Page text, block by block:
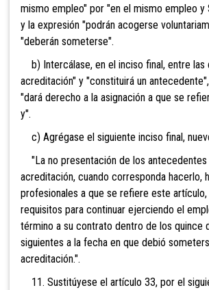
mismo empleo" por "en el mismo empleo y
y la expresión "podrán acogerse
"deberán someterse".
b) Intercálase, en el inciso final, entre las
acreditación" y "constituirá un
"dará derecho a la asignación a que se
y".
c) Agrégase el siguiente inciso final,
"La no presentación de los antecedentes
acreditación, cuando corresponda hacerlo,
profesionales a que se refiere este
requisitos para continuar ejerciendo el
término a su contrato dentro de los quince
siguientes a la fecha en que debió
acreditación.".
11. Sustitúyese el artículo 33, por el